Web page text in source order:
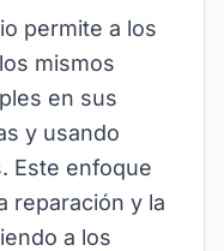
permite a los
mismos
en sus
y usando
Este enfoque
reparación y la
a los